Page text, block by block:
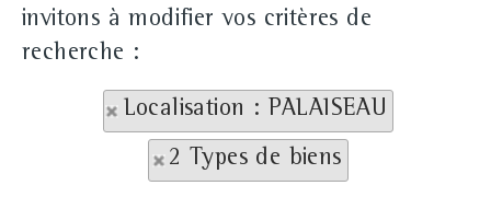
invitons à modifier vos critères de
recherche :
Localisation : PALAISEAU
2 Types de biens